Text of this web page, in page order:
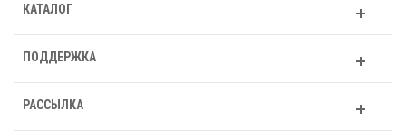
КАТАЛОГ
ПОДДЕРЖКА
РАССЫЛКА